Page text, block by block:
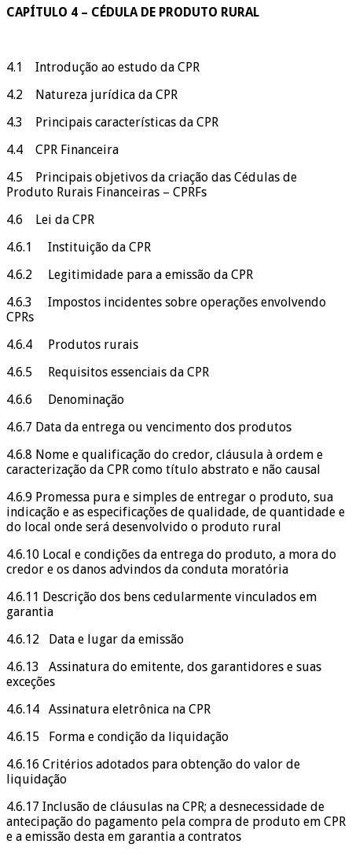
CAPÍTULO 4 – CÉDULA DE PRODUTO RURAL
4.1 Introdução ao estudo da CPR
4.2 Natureza jurídica da CPR
4.3 Principais características da CPR
4.4 CPR Financeira
4.5 Principais objetivos da criação das Cédulas de
Produto Rurais Financeiras – CPRFs
4.6 Lei da CPR
4.6.1 Instituição da CPR
4.6.2 Legitimidade para a emissão da CPR
4.6.3 Impostos incidentes sobre operações envolvendo
CPRs
4.6.4 Produtos rurais
4.6.5 Requisitos essenciais da CPR
4.6.6 Denominação
4.6.7 Data da entrega ou vencimento dos produtos
4.6.8 Nome e qualificação do credor, cláusula à ordem e
caracterização da CPR como título abstrato e não causal
4.6.9 Promessa pura e simples de entregar o produto, sua
indicação e as especificações de qualidade, de quantidade e
do local onde será desenvolvido o produto rural
4.6.10 Local e condições da entrega do produto, a mora do
credor e os danos advindos da conduta moratória
4.6.11 Descrição dos bens cedularmente vinculados em
garantia
4.6.12 Data e lugar da emissão
4.6.13 Assinatura do emitente, dos garantidores e suas
exceções
4.6.14 Assinatura eletrônica na CPR
4.6.15 Forma e condição da liquidação
4.6.16 Critérios adotados para obtenção do valor de
liquidação
4.6.17 Inclusão de cláusulas na CPR; a desnecessidade de
antecipação do pagamento pela compra de produto em CPR
e a emissão desta em garantia a contratos